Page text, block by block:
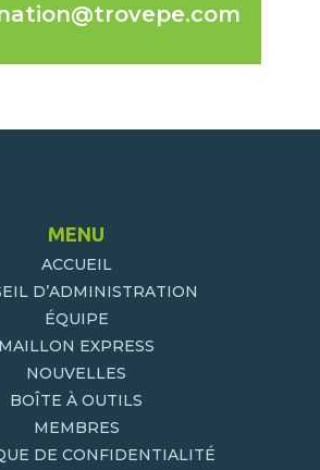
MENU
ACCUEIL
D’ADMINISTRATION
ÉQUIPE
MAILLON EXPRESS
NOUVELLES
BOÎTE À OUTILS
MEMBRES
DE CONFIDENTIALITÉ